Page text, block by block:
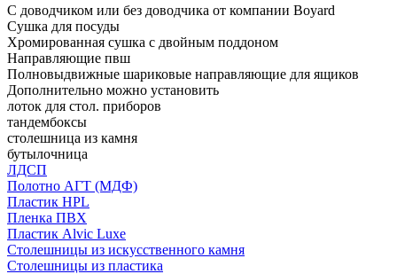
С доводчиком или без доводчика от компании Boyard
Сушка для посуды
Хромированная сушка с двойным поддоном
Направляющие пвш
Полновыдвижные шариковые направляющие для ящиков
Дополнительно можно установить
лоток для стол. приборов
тандембоксы
столешница из камня
бутылочница
ЛДСП
Полотно АГТ (МДФ)
Пластик HPL
Пленка ПВХ
Пластик Alvic Luxe
Столешницы из искусственного камня
Столешницы из пластика